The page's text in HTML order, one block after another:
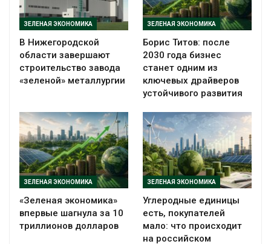
ЗЕЛЕНАЯ ЭКОНОМИКА
В Нижегородской
области завершают
строительство завода
«зеленой» металлургии
ЗЕЛЕНАЯ ЭКОНОМИКА
Борис Титов: после
2030 года бизнес
станет одним из
ключевых драйверов
устойчивого развития
ЗЕЛЕНАЯ ЭКОНОМИКА
«Зеленая экономика»
впервые шагнула за 10
триллионов долларов
ЗЕЛЕНАЯ ЭКОНОМИКА
Углеродные единицы
есть, покупателей
мало: что происходит
на российском